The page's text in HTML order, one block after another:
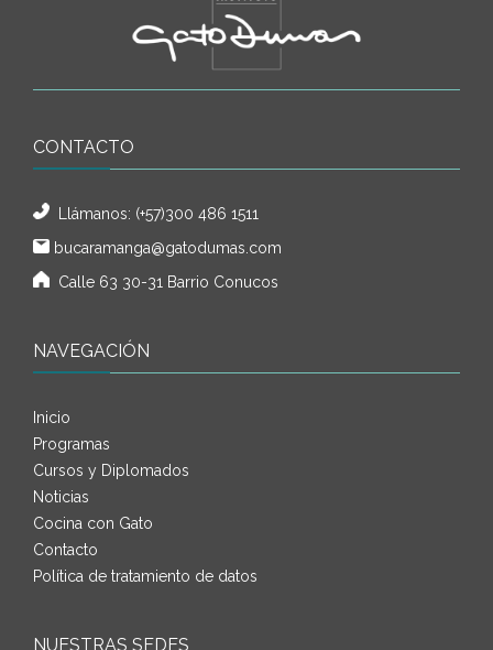
CONTACTO
Llámanos: (+57)300 486 1511
bucaramanga@gatodumas.com
Calle 63 30-31 Barrio Conucos
NAVEGACIÓN
Inicio
Programas
Cursos y Diplomados
Noticias
Cocina con Gato
Contacto
Política de tratamiento de datos
NUESTRAS SEDES